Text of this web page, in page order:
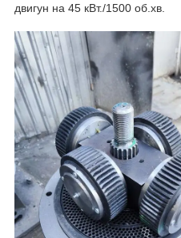
двигун на 45 кВт./1500 об.хв.